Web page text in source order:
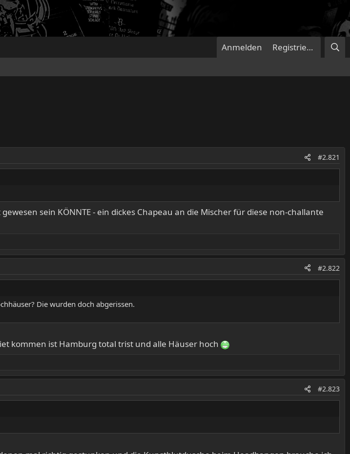
Anmelden Registrieren
#2.821
sein KÖNNTE - ein dickes Chapeau an die Mischer für diese non-challante
#2.822
Die wurden doch abgerissen.
kommen ist Hamburg total trist und alle Häuser hoch
#2.823